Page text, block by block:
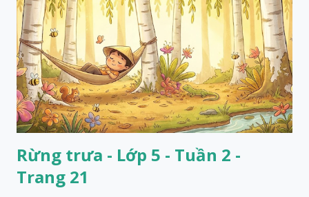
Rừng trưa - Lớp 5 - Tuần 2 -
Trang 21